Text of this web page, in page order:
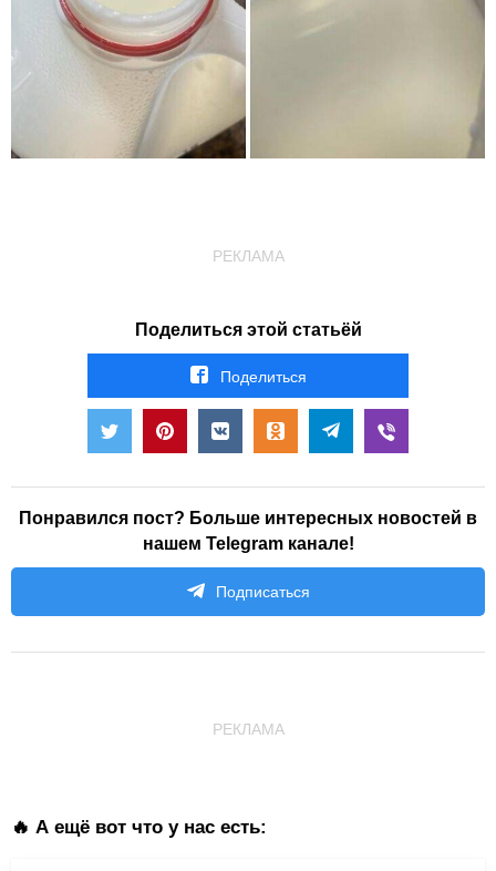
РЕКЛАМА
Поделиться этой статьёй
Поделиться
Понравился пост? Больше интересных новостей в
нашем Telegram канале!
Подписаться
РЕКЛАМА
🔥 А ещё вот что у нас есть: